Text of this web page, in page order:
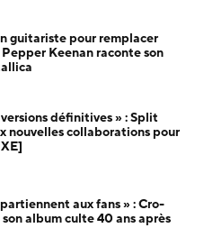
guitariste pour remplacer
Keenan raconte son
définitives » : Split
nouvelles collaborations pour
aux fans » : Cro-
album culte 40 ans après